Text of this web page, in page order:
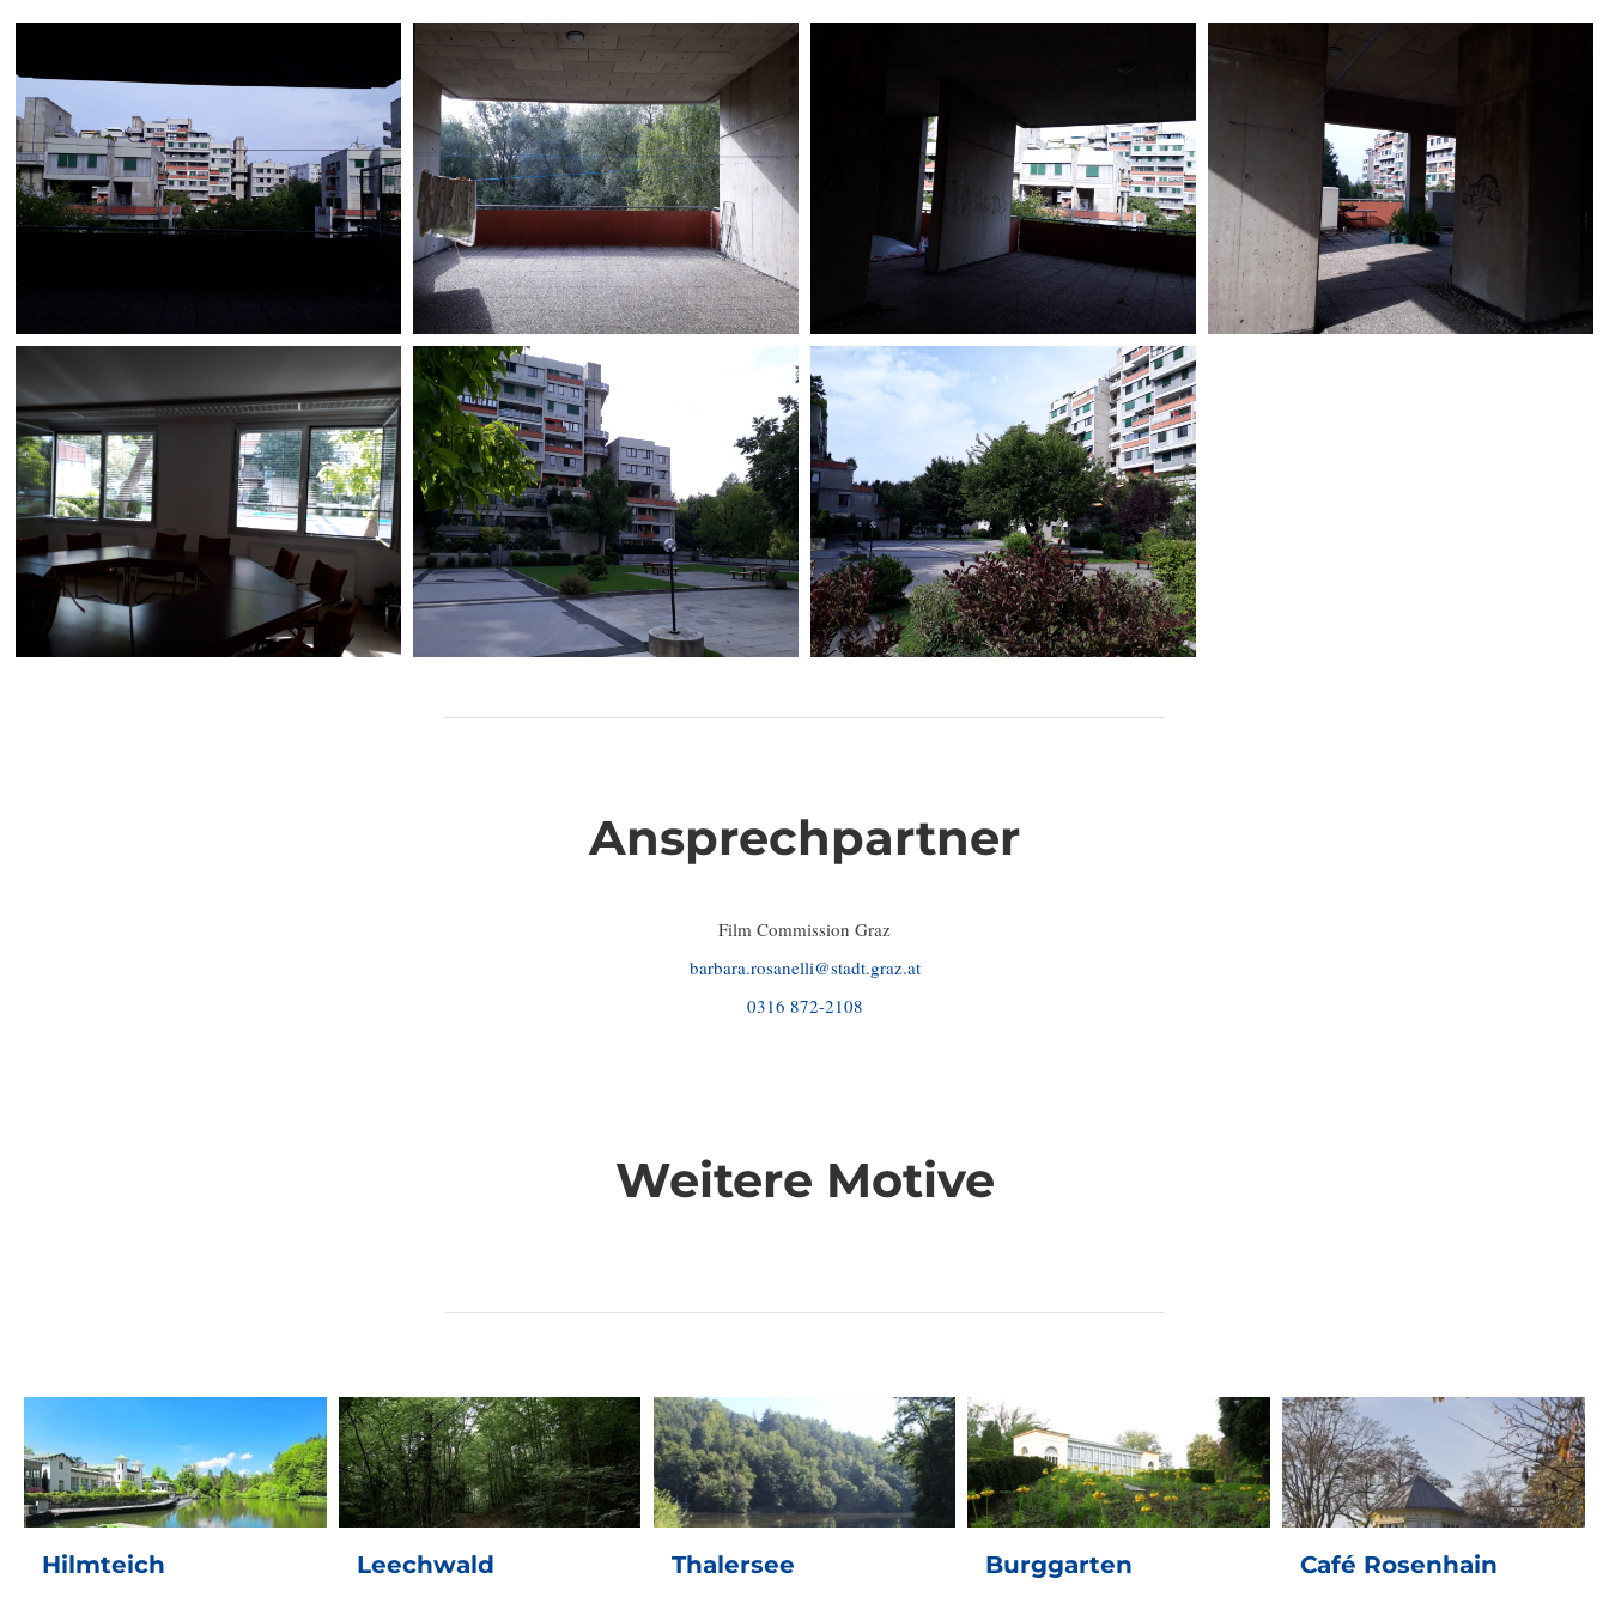
Ansprechpartner
Film Commission Graz
barbara.rosanelli@stadt.graz.at
0316 872-2108
Weitere Motive
Hilmteich
Leechwald
Leechwald
Thalersee
Thalersee
Burggarten
Burggarten
Café Rosenhain
Café Rosenhain